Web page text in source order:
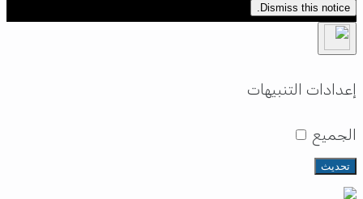
Dismiss this notice.
إعدادات التنبيهات
الجميع
تحديث